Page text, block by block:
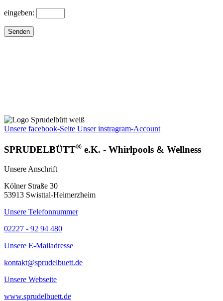
eingeben:
Unsere facebook-Seite Unser instragram-Account
SPRUDELBÜTT® e.K. - Whirlpools & Wellness
Unsere Anschrift
Kölner Straße 30
53913 Swisttal-Heimerzheim
Unsere Telefonnummer
02227 - 92 94 480
Unsere E-Mailadresse
kontakt@sprudelbuett.de
Unsere Webseite
www.sprudelbuett.de